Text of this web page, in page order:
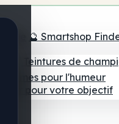
tête 🔮 Smartshop
💧 Teintures de
Gommes pour l'humeur
pour votre objectif